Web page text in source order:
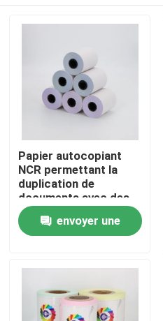
À la maison
Produits
À propos de nous
Papier autocopiant
NCR permettant la
duplication de
documents avec des
copies claires et
lisibles, parfait pour le
bureau et le
envoyer une